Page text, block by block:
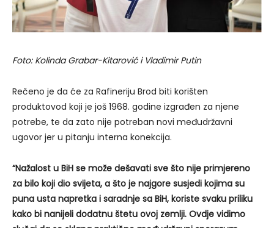
Foto: Kolinda Grabar-Kitarović i Vladimir Putin
Rečeno je da će za Rafineriju Brod biti korišten
produktovod koji je još 1968. godine izgrađen za njene
potrebe, te da zato nije potreban novi međudržavni
ugovor jer u pitanju interna konekcija.
“Nažalost u BiH se može dešavati sve što nije primjereno
za bilo koji dio svijeta, a što je najgore susjedi kojima su
puna usta napretka i saradnje sa BiH, koriste svaku priliku
kako bi nanijeli dodatnu štetu ovoj zemlji. Ovdje vidimo